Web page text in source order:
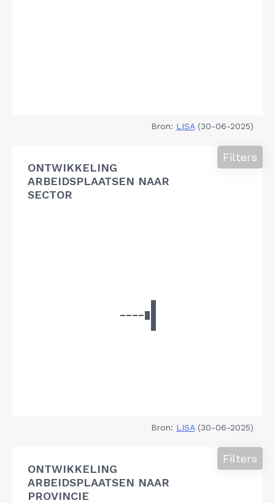
Bron: LISA(30-06-2025)
ONTWIKKELING
ARBEIDSPLAATSEN NAAR
SECTOR
Filters
Bron: LISA(30-06-2025)
ONTWIKKELING
ARBEIDSPLAATSEN NAAR
PROVINCIE
Filters